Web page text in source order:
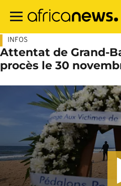
contenu
INFOS
Attentat de Grand-
procès le 30